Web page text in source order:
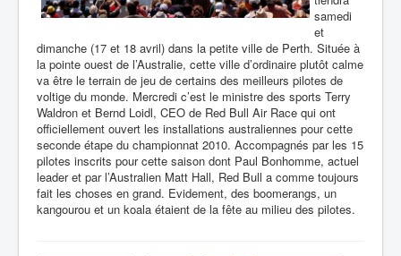
samedi
et
dimanche (17 et 18 avril) dans la petite ville de Perth. Située à
la pointe ouest de l’Australie, cette ville d’ordinaire plutôt calme
va être le terrain de jeu de certains des meilleurs pilotes de
voltige du monde. Mercredi c’est le ministre des sports Terry
Waldron et Bernd Loidl, CEO de Red Bull Air Race qui ont
officiellement ouvert les installations australiennes pour cette
seconde étape du championnat 2010. Accompagnés par les 15
pilotes inscrits pour cette saison dont Paul Bonhomme, actuel
leader et par l’Australien Matt Hall, Red Bull a comme toujours
fait les choses en grand. Evidement, des boomerangs, un
kangourou et un koala étaient de la fête au milieu des pilotes.